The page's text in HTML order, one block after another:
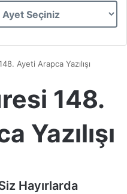
Ayeti Arapca Yazılışı
148.
Yazılışı
Hayırlarda